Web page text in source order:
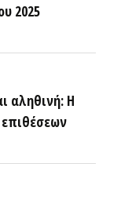
2025
αληθινή: Η